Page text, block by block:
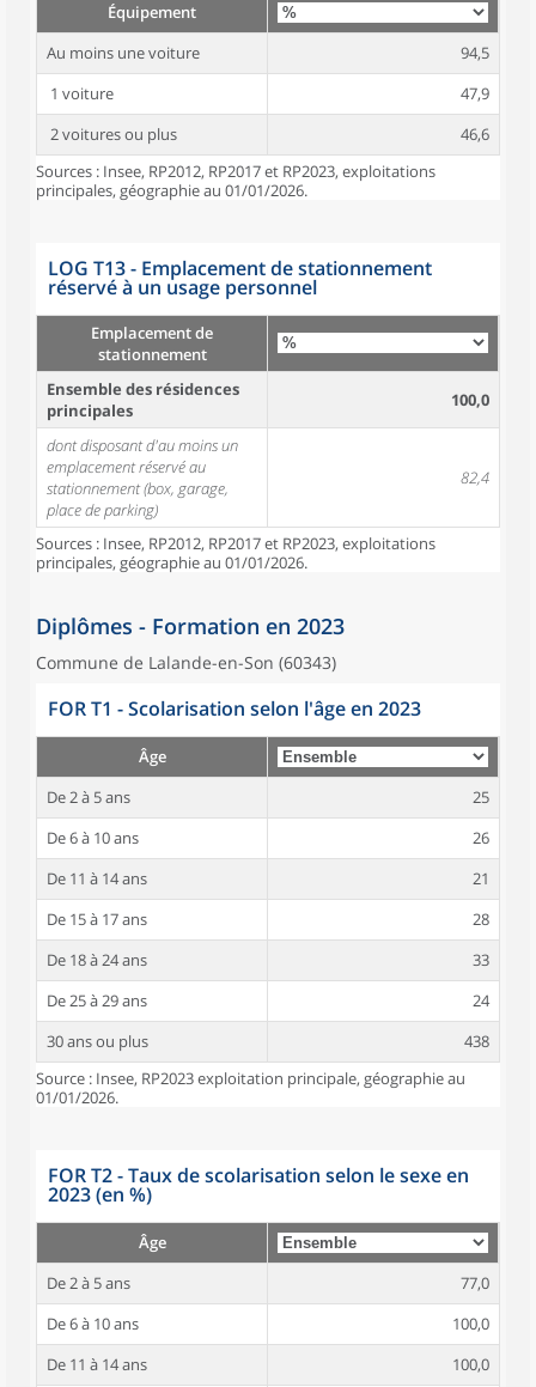
Équipement
Au moins une voiture
94,5
1 voiture
47,9
2 voitures ou plus
46,6
Sources : Insee, RP2012, RP2017 et RP2023, exploitations
principales, géographie au 01/01/2026.
LOG T13 - Emplacement de stationnement
réservé à un usage personnel
Emplacement de
stationnement
Ensemble des résidences
principales
100,0
dont disposant d'au moins un
emplacement réservé au
stationnement (box, garage,
place de parking)
82,4
Sources : Insee, RP2012, RP2017 et RP2023, exploitations
principales, géographie au 01/01/2026.
Diplômes - Formation en 2023
Commune de Lalande-en-Son (60343)
FOR T1 - Scolarisation selon l'âge en 2023
Âge
De 2 à 5 ans
25
De 6 à 10 ans
26
De 11 à 14 ans
21
De 15 à 17 ans
28
De 18 à 24 ans
33
De 25 à 29 ans
24
30 ans ou plus
438
Source : Insee, RP2023 exploitation principale, géographie au
01/01/2026.
FOR T2 - Taux de scolarisation selon le sexe en
2023 (en %)
Âge
De 2 à 5 ans
77,0
De 6 à 10 ans
100,0
De 11 à 14 ans
100,0